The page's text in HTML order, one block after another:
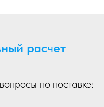
расчет
по поставке: